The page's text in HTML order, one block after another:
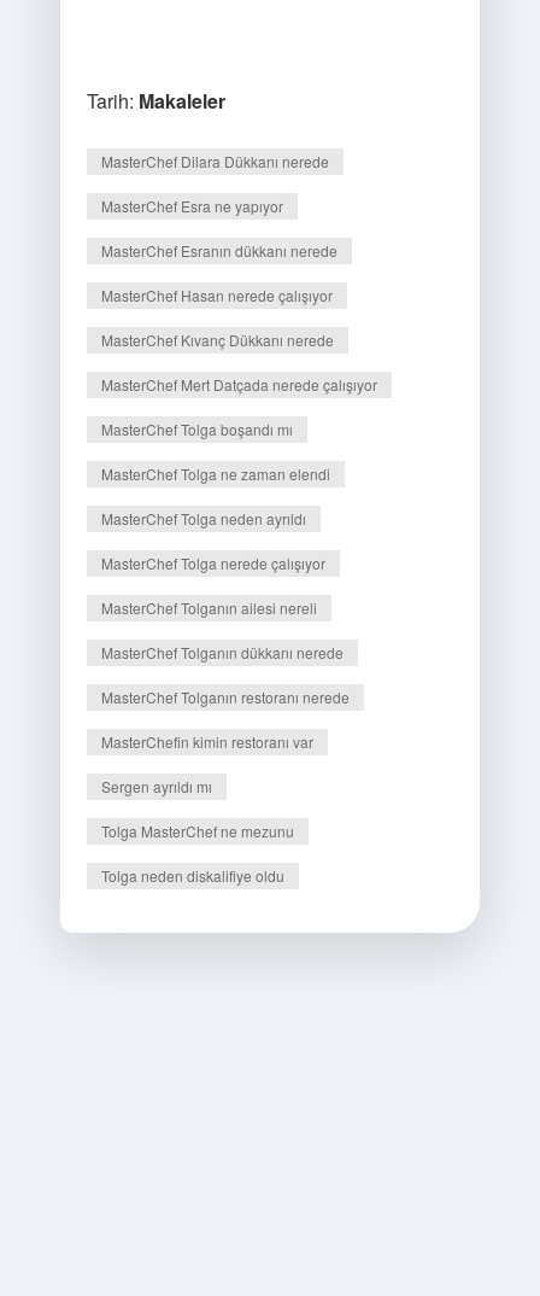
Tarih: Makaleler
MasterChef Dilara Dükkanı nerede
MasterChef Esra ne yapıyor
MasterChef Esranın dükkanı nerede
MasterChef Hasan nerede çalışıyor
MasterChef Kıvanç Dükkanı nerede
MasterChef Mert Datçada nerede çalışıyor
MasterChef Tolga boşandı mı
MasterChef Tolga ne zaman elendi
MasterChef Tolga neden ayrıldı
MasterChef Tolga nerede çalışıyor
MasterChef Tolganın ailesi nereli
MasterChef Tolganın dükkanı nerede
MasterChef Tolganın restoranı nerede
MasterChefin kimin restoranı var
Sergen ayrıldı mı
Tolga MasterChef ne mezunu
Tolga neden diskalifiye oldu